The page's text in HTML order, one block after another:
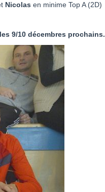
Nicolas en minime Top A (2D)
9/10 décembres prochains.